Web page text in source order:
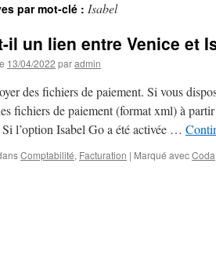
par mot-clé : Isabel
il un lien entre Venice et
13/04/2022 paradmin
des fichiers de paiement. Si vous
fichiers de paiement (format xml) à
l’option Isabel Go a été activée …
Comptabilité, Facturation | Marqué avecCoda